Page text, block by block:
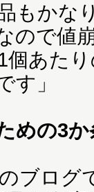
もかな
ので値
あた
す」
めの3
ブロ